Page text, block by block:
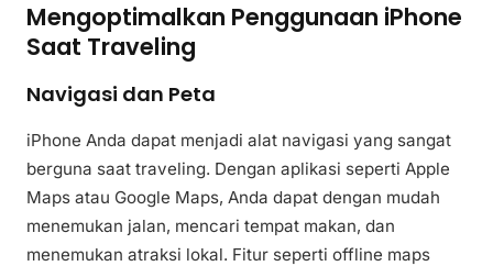
Mengoptimalkan Penggunaan iPhone
Saat Traveling
Navigasi dan Peta
iPhone Anda dapat menjadi alat navigasi yang sangat
berguna saat traveling. Dengan aplikasi seperti Apple
Maps atau Google Maps, Anda dapat dengan mudah
menemukan jalan, mencari tempat makan, dan
menemukan atraksi lokal. Fitur seperti offline maps